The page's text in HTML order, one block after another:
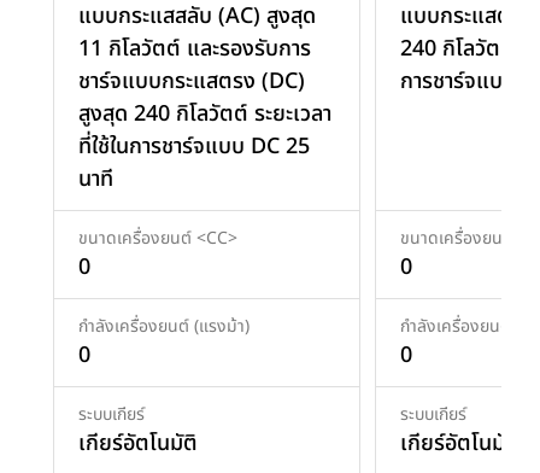
แบบกระแสสลับ (AC) สูงสุด
11 กิโลวัตต์ และรองรับการ
ชาร์จแบบกระแสตรง (DC)
สูงสุด 240 กิโลวัตต์ ระยะเวลา
ที่ใช้ในการชาร์จแบบ DC 25
นาที
ขนาดเครื่องยนต์ <CC>
0
กำลังเครื่องยนต์ (แรงม้า)
0
ระบบเกียร์
เกียร์อัตโนมัติ
แบบกระแสตร
240 กิโลวัตต์ ระ
การชาร์จแบบ
ขนาดเครื่องยนต์
0
กำลังเครื่องยนต์ (แ
0
ระบบเกียร์
เกียร์อัตโนมัติ